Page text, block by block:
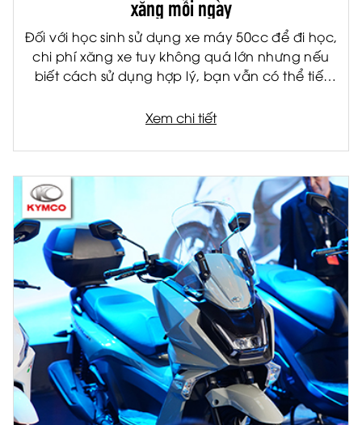
Đối với học sinh sử dụng xe máy 50cc để đi học,
chi phí xăng xe tuy không quá lớn nhưng nếu
biết cách sử dụng hợp lý, bạn vẫn có thể tiết
chi phí cho gia đình, việc tiết kiệm nhiên liệu còn
hóc về lâu dài.
Xem chi tiết